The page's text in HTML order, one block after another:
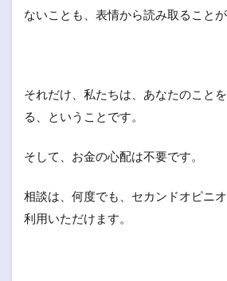
ないことも、表情から読み取ることが
それだけ、私たちは、あなたのこと
る、ということです。
そして、お金の心配は不要です。
相談は、何度でも、セカンドオピニ
利用いただけます。